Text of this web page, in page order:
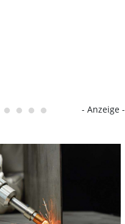
- Anzeige -